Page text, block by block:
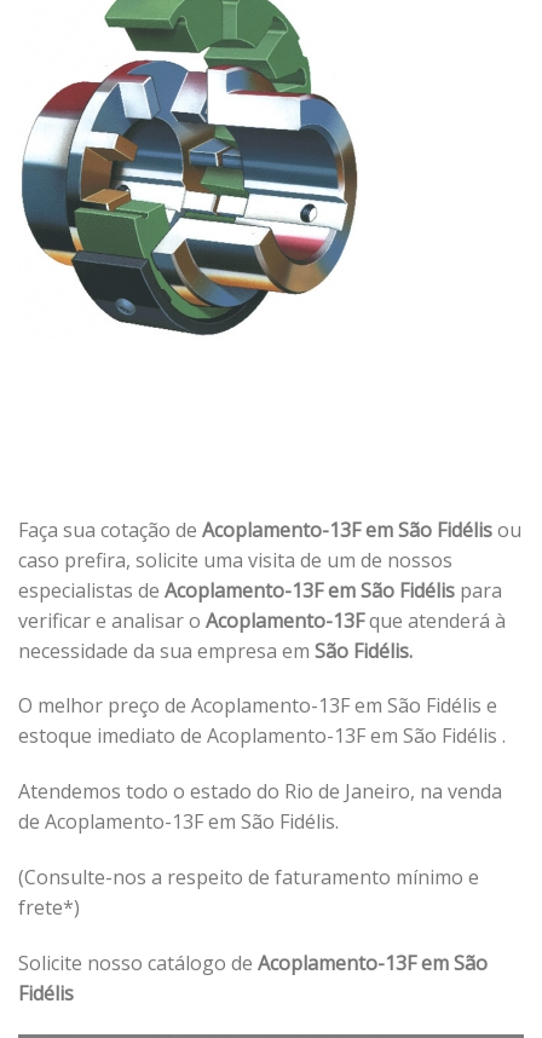
Faça sua cotação de Acoplamento-13F em São Fidélisou
caso prefira, solicite uma visita de um de nossos
especialistas de Acoplamento-13F em São Fidélis para
verificar e analisar o Acoplamento-13Fque atenderá à
necessidade da sua empresa em São Fidélis.
O melhor preço de Acoplamento-13F em São Fidélis e
estoque imediato de Acoplamento-13F em São Fidélis .
Atendemos todo o estado do Rio de Janeiro, na venda
de Acoplamento-13F em São Fidélis.
(Consulte-nos a respeito de faturamento mínimo e
frete*)
Solicite nosso catálogo de Acoplamento-13F em São
Fidélis